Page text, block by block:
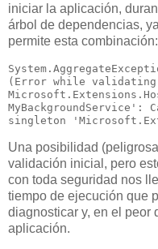
iniciar la aplicación,
árbol de dependencias,
permite esta combinación:
(Error while
MyBackgroundService':
Una posibilidad
validación inicial, pero
con toda seguridad nos
tiempo de ejecución que
diagnosticar y, en el peor
aplicación.